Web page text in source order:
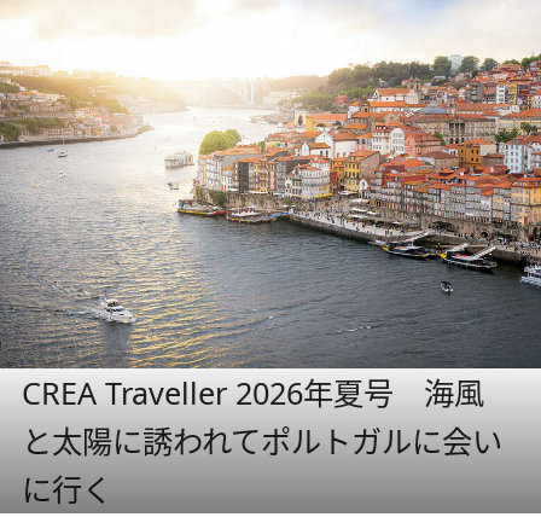
CREA Traveller 2026年夏号 海風
と太陽に誘われてポルトガルに会い
に行く